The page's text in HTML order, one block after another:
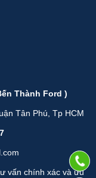
Thành Ford )
Tân Phú, Tp HCM
vấn chính xác và ưu